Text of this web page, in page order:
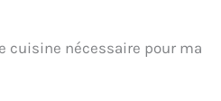
cuisine nécessaire pour ma